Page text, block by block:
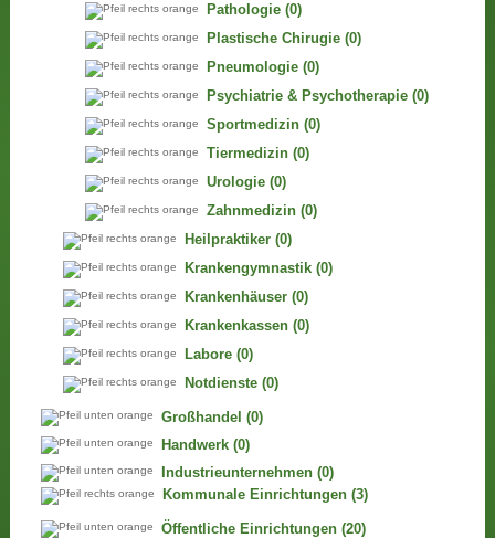
Pathologie (0)
Plastische Chirugie (0)
Pneumologie (0)
Psychiatrie & Psychotherapie (0)
Sportmedizin (0)
Tiermedizin (0)
Urologie (0)
Zahnmedizin (0)
Heilpraktiker (0)
Krankengymnastik (0)
Krankenhäuser (0)
Krankenkassen (0)
Labore (0)
Notdienste (0)
Großhandel (0)
Handwerk (0)
Industrieunternehmen (0)
Kommunale Einrichtungen (3)
Öffentliche Einrichtungen (20)